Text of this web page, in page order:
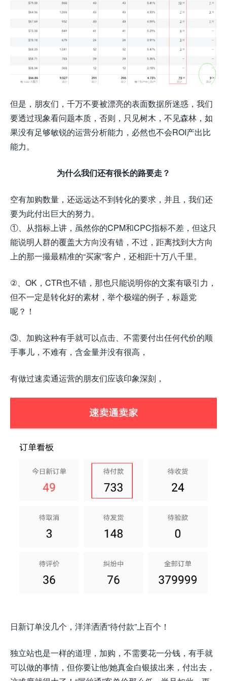
但是，朋友们，千万不要被漂亮的表面数据所迷惑，我们
要透过现象看问题本质，否则，只见树木，不见森林，如
果没有足够敏锐的运营分析能力，必然也不会ROI产出比
能力。
为什么我们还有很长的路要走？
空有加购数量，还远远达不到转化的要求，并且，我们还
要为此付出巨大的努力。
①、从指标上讲，虽然你的CPM和CPC指标不差，但这只
能说明人群的覆盖大方向没有错，不过，距离找到大方向
上的那一撮最精准的“买家”客户，还相距十万八千里。
②、OK，CTR也不错，那也只能说明你的文案有吸引力，
但不一定是转化好的素材，举个极端的例子，标题党
呢？！
③、加购这种有手就可以点击、不需要付出任何代价的顺
手事儿，不难有，含金量并没有很高，
有做过速卖通运营的朋友们应该印象深刻，
日新订单没几个，洋洋洒洒“待付款”上百个！
独立站也是一样的道理，加购，不需要花一分钱，有手就
可以做的事情，但你要让他/她真金白银拔出来，付出去，